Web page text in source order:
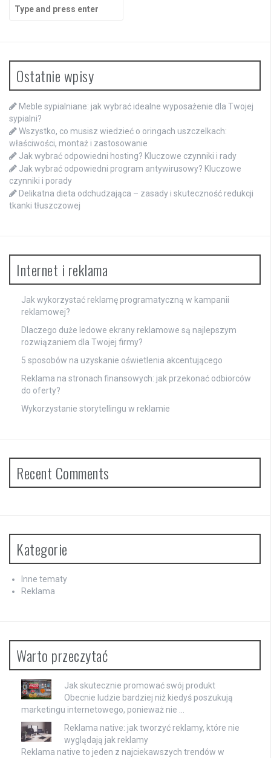
for:
Ostatnie wpisy
Meble sypialniane: jak wybrać idealne wyposażenie dla Twojej
sypialni?
Wszystko, co musisz wiedzieć o oringach uszczelkach:
właściwości, montaż i zastosowanie
Jak wybrać odpowiedni hosting? Kluczowe czynniki i rady
Jak wybrać odpowiedni program antywirusowy? Kluczowe
czynniki i porady
Delikatna dieta odchudzająca – zasady i skuteczność redukcji
tkanki tłuszczowej
Internet i reklama
Jak wykorzystać reklamę programatyczną w kampanii
reklamowej?
Dlaczego duże ledowe ekrany reklamowe są najlepszym
rozwiązaniem dla Twojej firmy?
5 sposobów na uzyskanie oświetlenia akcentującego
Reklama na stronach finansowych: jak przekonać odbiorców
do oferty?
Wykorzystanie storytellingu w reklamie
Recent Comments
Kategorie
Inne tematy
Reklama
Warto przeczytać
Jak skutecznie promować swój produkt
Obecnie ludzie bardziej niż kiedyś poszukują
marketingu internetowego, ponieważ nie …
Reklama native: jak tworzyć reklamy, które nie
wyglądają jak reklamy
Reklama native to jeden z najciekawszych trendów w